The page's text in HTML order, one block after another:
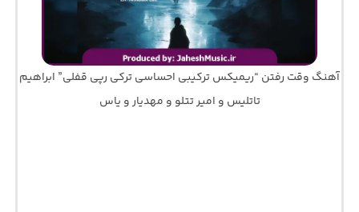
آهنگ وقت رفتن “ریمیکس ترکیبی احساسی ترکی رپی قفلی” ابراهیم
تاتلیس و امیر تتلو و مهدیار و یاس